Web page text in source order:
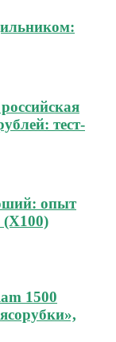
тест-
опыт
(Х100)
1500